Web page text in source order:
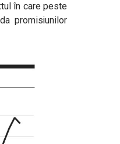
în care peste
promisiunilor